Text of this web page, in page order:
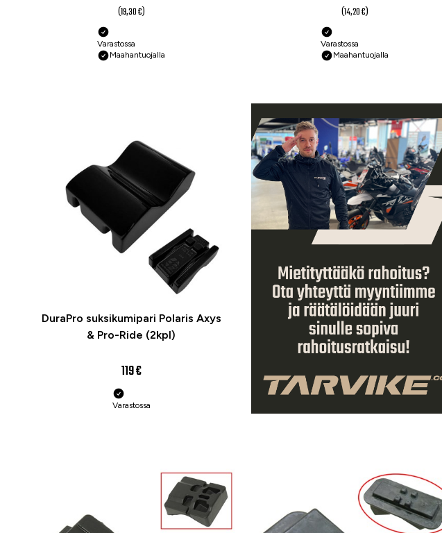
(19,30 €)
Varastossa
Maahantuojalla
(14,20 €)
Varastossa
Maahantuojalla
DuraPro suksikumipari Polaris Axys
& Pro-Ride (2kpl)
119 €
Varastossa